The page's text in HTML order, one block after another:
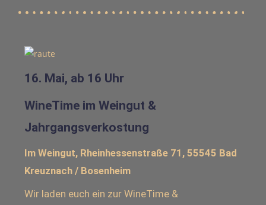
16. Mai, ab 16 Uhr
WineTime im Weingut &
Jahrgangsverkostung
Im Weingut, Rheinhessenstraße 71, 55545 Bad
Kreuznach / Bosenheim
Wir laden euch ein zur WineTime &